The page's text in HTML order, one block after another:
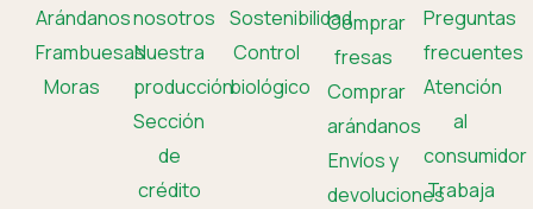
Arándanos
Frambuesas
Moras
nosotros
Nuestra
producción
Sección
de
crédito
Sostenibilidad
Control
biológico
Comprar
fresas
Comprar
arándanos
Envíos y
devoluciones
Preguntas
frecuentes
Atención
al
consumidor
Trabaja